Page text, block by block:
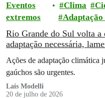
Eventos
extremos
Clima
Rio Grande do Sul volta a
adaptação necessária,
Ações de adaptação climática
gaúchos são urgentes.
Laís Modelli
20 de julho de 2026